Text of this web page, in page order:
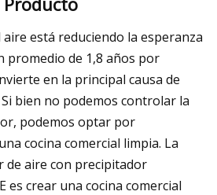
está reduciendo la esperanza
promedio de 1,8 años por
en la principal causa de
bien no podemos controlar la
podemos optar por
cocina comercial limpia. La
de aire con precipitador
es crear una cocina comercial